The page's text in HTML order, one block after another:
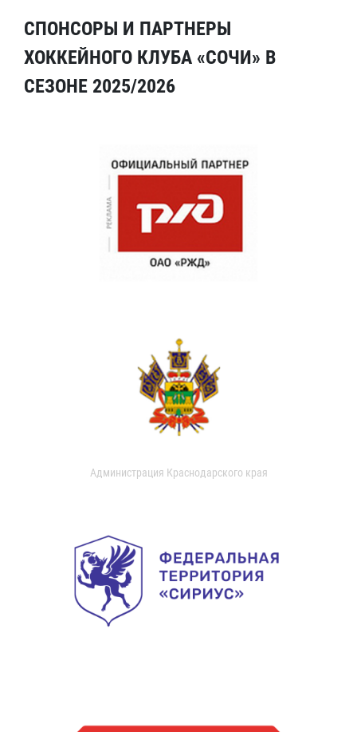
СПОНСОРЫ И ПАРТНЕРЫ
ХОККЕЙНОГО КЛУБА «СОЧИ» В
СЕЗОНЕ 2025/2026
Администрация Краснодарского края